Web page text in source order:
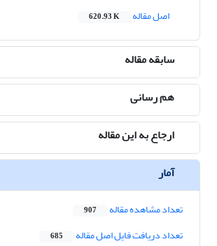
اصل مقاله
620.93 K
سابقه مقاله
هم رسانی
ارجاع به این مقاله
آمار
تعداد مشاهده مقاله 907
تعداد دریافت فایل اصل مقاله 685